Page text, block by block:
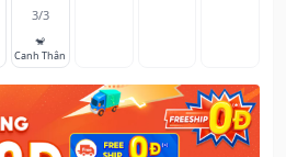
3/3
🐒
Canh Thân